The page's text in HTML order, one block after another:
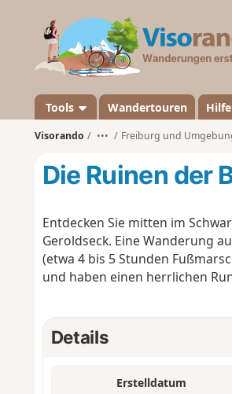
Tools Wandertouren
Visorando ••• Freiburg und
Die Ruinen der
Entdecken Sie mitten im
Geroldseck. Eine Wanderung
(etwa 4 bis 5 Stunden
und haben einen herrlichen
Details
Erstelldatum